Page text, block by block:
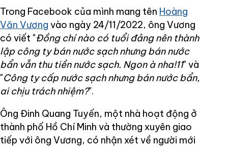
Trong Facebook của mình mang tên Hoàng
Văn Vương vào ngày 24/11/2022, ông Vương
có viết "Đồng chí nào có tuổi đảng nên thành
lập công ty bán nước sạch nhưng bán nước
bẩn vẫn thu tiền nước sạch. Ngon à nha!11" và
"Công ty cấp nước sạch nhưng bán nước bẩn,
ai chịu trách nhiệm?".
Ông Đinh Quang Tuyến, một nhà hoạt động ở
thành phố Hồ Chí Minh và thường xuyên giao
tiếp với ông Vương, có nhận xét về người mới